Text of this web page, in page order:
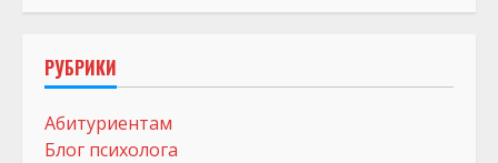
РУБРИКИ
Абитуриентам
Блог психолога